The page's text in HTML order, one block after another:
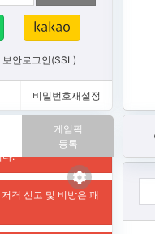
보안로그인(SSL)
비밀번호재설정
게임픽
등록